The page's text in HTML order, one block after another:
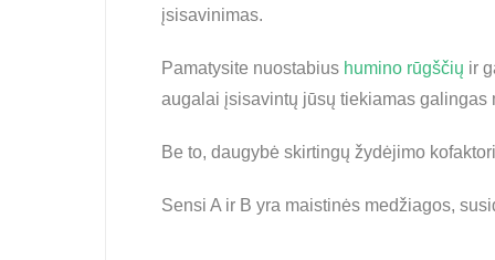
įsisavinimas.
Pamatysite nuostabius humino rūgščių ir
augalai įsisavintų jūsų tiekiamas galingas
Be to, daugybė skirtingų žydėjimo
Sensi A ir B yra maistinės medžiagos,